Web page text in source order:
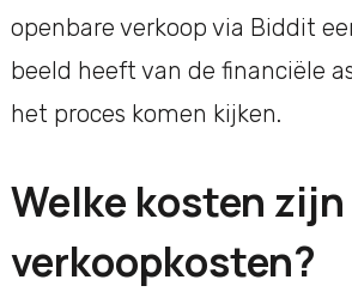
openbare verkoop via Biddit
beeld heeft van de financiële
het proces komen kijken.
Welke kosten zijn
verkoopkosten?